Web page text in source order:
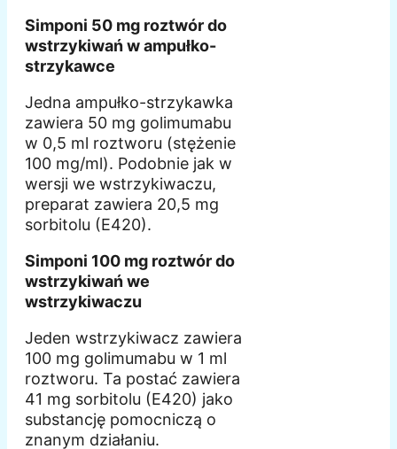
Simponi 50 mg roztwór do
wstrzykiwań w ampułko-
strzykawce
Jedna ampułko-strzykawka
zawiera 50 mg golimumabu
w 0,5 ml roztworu (stężenie
100 mg/ml). Podobnie jak w
wersji we wstrzykiwaczu,
preparat zawiera 20,5 mg
sorbitolu (E420).
Simponi 100 mg roztwór do
wstrzykiwań we
wstrzykiwaczu
Jeden wstrzykiwacz zawiera
100 mg golimumabu w 1 ml
roztworu. Ta postać zawiera
41 mg sorbitolu (E420) jako
substancję pomocniczą o
znanym działaniu.